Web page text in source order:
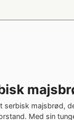
serbisk majsbrød,
Med sin